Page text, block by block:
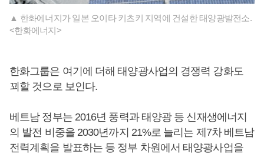
▲ 한화에너지가 일본 오이타 키츠키 지역에 건설한 태양광발전소.
<한화에너지>
한화그룹은 여기에 더해 태양광사업의 경쟁력 강화도
꾀할 것으로 보인다.
베트남 정부는 2016년 풍력과 태양광 등 신재생에너지
의 발전 비중을 2030년까지 21%로 늘리는 제7차 베트남
전력계획을 발표하는 등 정부 차원에서 태양광사업을